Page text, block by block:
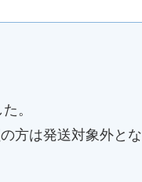
。
方は発送対象外とな